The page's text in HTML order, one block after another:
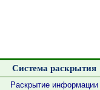
Система раскрытия
Раскрытие информации